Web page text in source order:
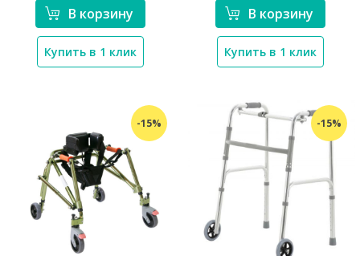
В корзину
Купить в 1 клик
В корзину
Купить в 1 клик
-15% -15%